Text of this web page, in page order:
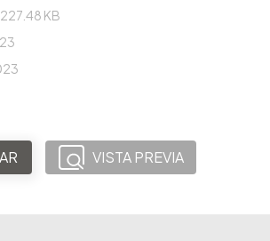
KB
VISTA PREVIA